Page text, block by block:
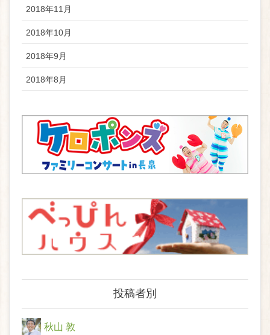
2018年11月
2018年10月
2018年9月
2018年8月
投稿者別
秋山 敦